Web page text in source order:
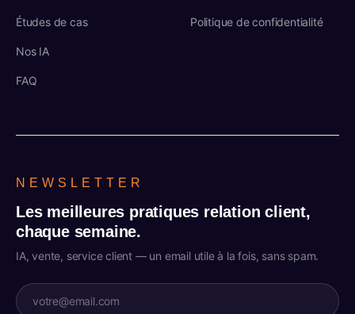
Études de cas
Nos IA
FAQ
Politique de confidentialité
NEWSLETTER
Les meilleures pratiques relation client,
chaque semaine.
IA, vente, service client — un email utile à la fois, sans spam.